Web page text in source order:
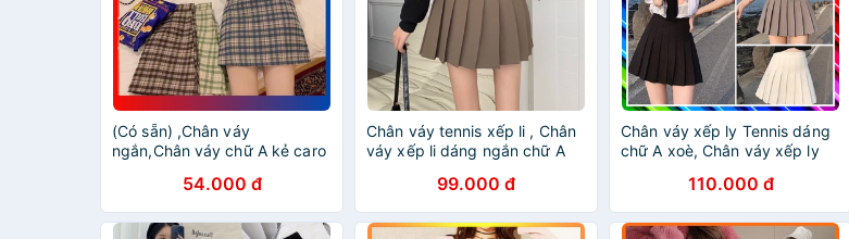
(Có sẵn) ,Chân váy
ngắn,Chân váy chữ A kẻ caro
54.000 đ
Chân váy tennis xếp li , Chân
váy xếp li dáng ngắn chữ A
99.000 đ
Chân váy xếp ly Tennis dáng
chữ A xoè, Chân váy xếp ly
110.000 đ